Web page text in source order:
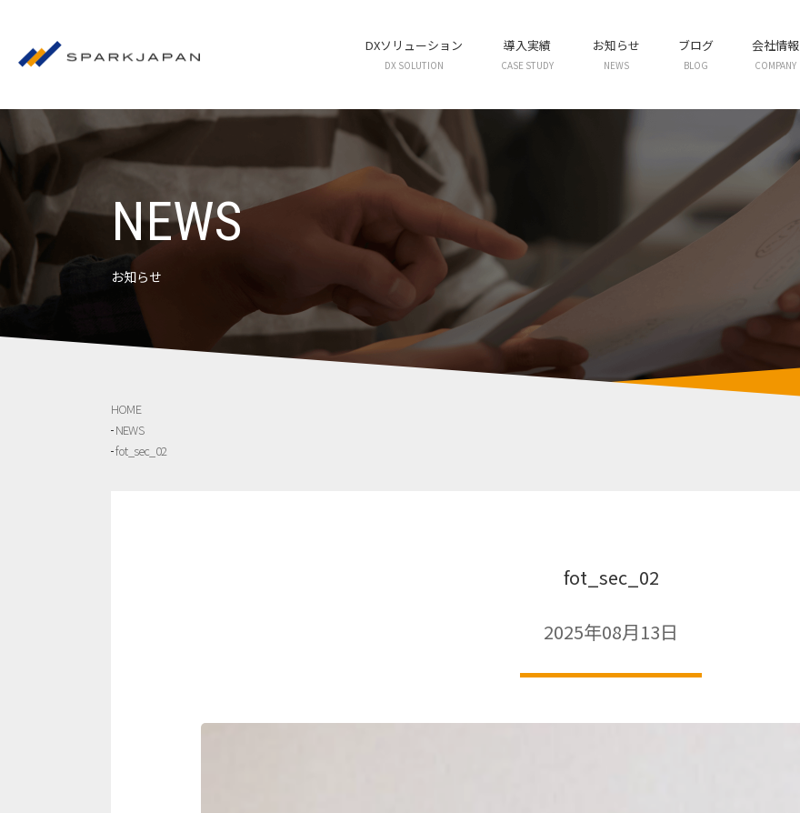
DXソリューション
DX SOLUTION
導入実績
CASE STUDY
お知らせ
NEWS
ブログ
BLOG
会社情報
COMPANY
NEWS
お知らせ
HOME
NEWS
fot_sec_02
fot_sec_02
2025年08月13日